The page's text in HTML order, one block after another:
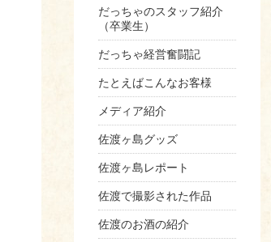
だっちゃのスタッフ紹介
（卒業生）
だっちゃ経営奮闘記
たとえばこんなお客様
メディア紹介
佐渡ヶ島グッズ
佐渡ヶ島レポート
佐渡で撮影された作品
佐渡のお酒の紹介